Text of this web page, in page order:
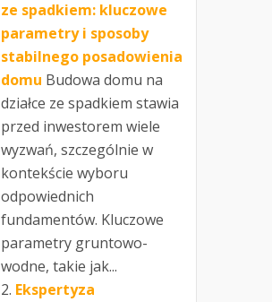
ze spadkiem: kluczowe
parametry i sposoby
stabilnego posadowienia
domu Budowa domu na
działce ze spadkiem stawia
przed inwestorem wiele
wyzwań, szczególnie w
kontekście wyboru
odpowiednich
fundamentów. Kluczowe
parametry gruntowo-
wodne, takie jak...
Ekspertyza